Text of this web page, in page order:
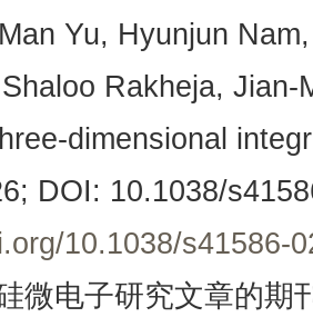
Yu, Hyunjun
Rakheja, Jian-
dimensional
DOI: 10.1038/
10.1038/s41586-
微电子研究文章的期